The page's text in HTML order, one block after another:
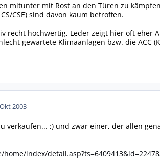
mitunter mit Rost an den Türen zu
CSE) sind davon kaum betroffen.
recht hochwertig, Leder zeigt hier oft eher
gewartete Klimaanlagen bzw. die ACC
2003
verkaufen... ;) und zwar einer, der allen
index/